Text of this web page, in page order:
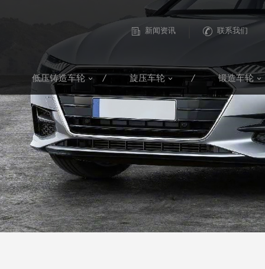
新闻资讯 联系我们
低压铸造车轮 旋压车轮 锻造车轮